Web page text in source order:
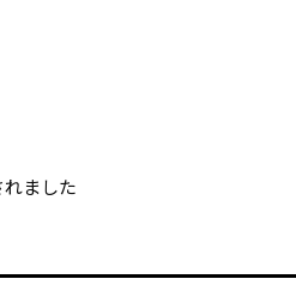
ました